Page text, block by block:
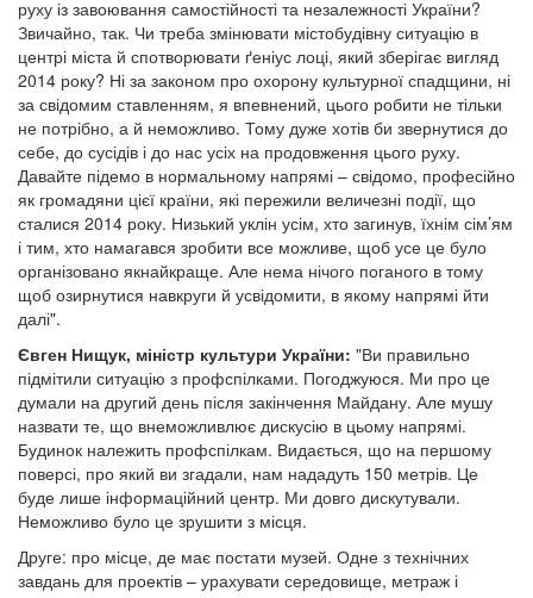
руху із завоювання самостійності та незалежності України?
Звичайно, так. Чи треба змінювати містобудівну ситуацію в
центрі міста й спотворювати ґеніус лоці, який зберігає вигляд
2014 року? Ні за законом про охорону культурної спадщини, ні
за свідомим ставленням, я впевнений, цього робити не тільки
не потрібно, а й неможливо. Тому дуже хотів би звернутися до
себе, до сусідів і до нас усіх на продовження цього руху.
Давайте підемо в нормальному напрямі – свідомо, професійно
як громадяни цієї країни, які пережили величезні події, що
сталися 2014 року. Низький уклін усім, хто загинув, їхнім сім’ям
і тим, хто намагався зробити все можливе, щоб усе це було
організовано якнайкраще. Але нема нічого поганого в тому
щоб озирнутися навкруги й усвідомити, в якому напрямі йти
далі".
Євген Нищук, міністр культури України: "Ви правильно
підмітили ситуацію з профспілками. Погоджуюся. Ми про це
думали на другий день після закінчення Майдану. Але мушу
назвати те, що внеможливлює дискусію в цьому напрямі.
Будинок належить профспілкам. Видається, що на першому
поверсі, про який ви згадали, нам нададуть 150 метрів. Це
буде лише інформаційний центр. Ми довго дискутували.
Неможливо було це зрушити з місця.
Друге: про місце, де має постати музей. Одне з технічних
завдань для проектів – урахувати середовище, метраж і